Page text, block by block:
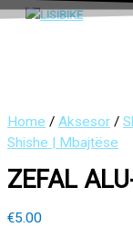
Skip
Main
Menu
Home / Aksesor /
Shishe | Mbajtëse
ZEFAL
€5.00
ZEFAL